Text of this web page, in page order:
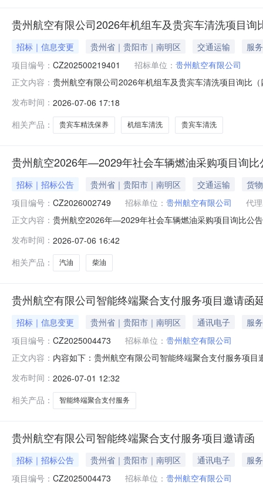
贵州航空有限公司2026年机组车及贵宾车清洗项目询
招标｜信息变更 贵州省｜贵阳市｜南明区 交通运输
服务
项目编号： CZ202500219401 招标单位： 贵州航空有限公司
正文内容： 贵州航空有限公司2026年机组车及贵宾车清洗项目询比
2026年7月12日。变更事项2：原询比公告“4.1响应文件
发布时间： 2026-07-06 17:18
相关产品：
贵宾车精洗保养 机组车清洗 贵宾车清洗
贵州航空2026年—2029年社会车辆燃油采购项目询比
招标｜招标公告 贵州省｜贵阳市｜南明区 交通运输
货物
项目编号： CZ2026002749 招标单位： 贵州航空有限公司
代
正文内容： 贵州航空2026年—2029年社会车辆燃油采购项目询比公
目类别：货物类。1.4资金来源：企业自筹资金；1.5项
发布时间： 2026-07-06 16:42
相关产品：
汽油 柴油
贵州航空有限公司智能终端聚合支付服务项目邀请函
招标｜信息变更 贵州省｜贵阳市｜南明区 通讯电子
服务
项目编号： CZ2025004473 招标单位： 贵州航空有限公司
正文内容： 内容如下：贵州航空有限公司智能终端聚合支付服务项
间：【2026】年【7】月【1】日至【2026】年【7】月
发布时间： 2026-07-01 12:32
相关产品：
智能终端聚合支付服务
贵州航空有限公司智能终端聚合支付服务项目邀请函
招标｜招标公告 贵州省｜贵阳市｜南明区 通讯电子
服务
项目编号： CZ2025004473 招标单位： 贵州航空有限公司